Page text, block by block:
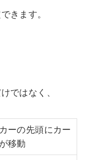
きます。
ではなく、
ーの先頭にカー
移動